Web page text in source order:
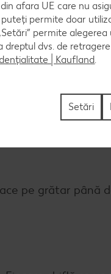
răcească.
se
12 cm), iar
pe grătar până
afara UE care nu
permite doar
permite alegerea
dreptul dvs. de
| Kaufland.
Setări